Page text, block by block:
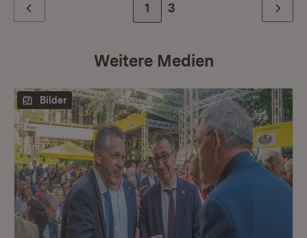
Zur Seite
1 Zur letzten Seite
3 Weiter
Weitere Medien
Bilder